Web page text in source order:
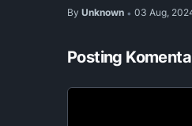
By Unknown • 03 Aug,
Posting